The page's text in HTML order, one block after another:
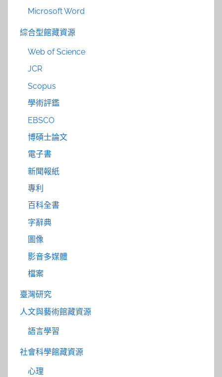
Microsoft Word
綜合型館藏資源
Web of Science
JCR
Scopus
學術評鑑
EBSCO
博碩士論文
電子書
新聞報紙
專利
百科全書
字辭典
圖像
影音多媒體
檔案
臺灣研究
人文與藝術館藏資源
語言學習
社會科學館藏資源
心理